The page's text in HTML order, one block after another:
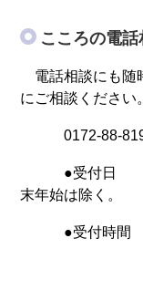
こころの電話
電話相談にも随
にご相談ください。
0172-88-
●受付日 月曜
末年始は除く。
●受付時間 午